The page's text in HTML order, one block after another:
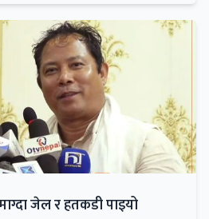
जेल र हतकडी पाइयो